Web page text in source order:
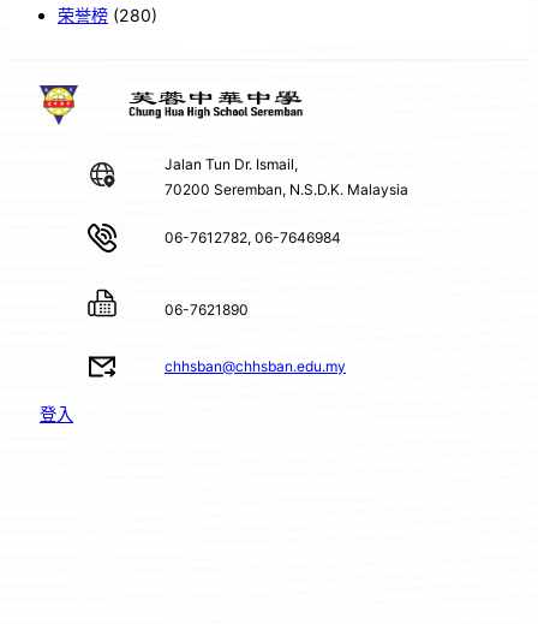
荣誉榜 (280)
Jalan Tun Dr. Ismail,
70200 Seremban, N.S.D.K. Malaysia
06-7612782, 06-7646984
06-7621890
chhsban@chhsban.edu.my
登入